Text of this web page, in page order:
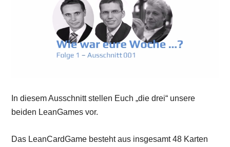
In diesem Ausschnitt stellen Euch „die drei“ unsere
beiden LeanGames vor.
Das LeanCardGame besteht aus insgesamt 48 Karten